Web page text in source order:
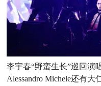
李宇春“野蛮生长”巡回演
Alessandro Michele还有大